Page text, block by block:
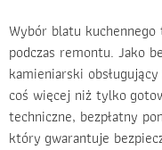
Wybór blatu
podczas remontu. Jako
kamieniarski obsługujący
coś więcej niż tylko
techniczne, bezpłatny
który gwarantuje